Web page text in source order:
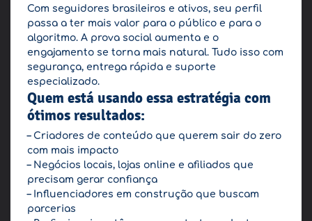
Com seguidores brasileiros e ativos, seu perfil
passa a ter mais valor para o público e para o
algoritmo. A prova social aumenta e o
engajamento se torna mais natural. Tudo isso com
segurança, entrega rápida e suporte
especializado.
Quem está usando essa estratégia com
ótimos resultados:
– Criadores de conteúdo que querem sair do zero
com mais impacto
– Negócios locais, lojas online e afiliados que
precisam gerar confiança
– Influenciadores em construção que buscam
parcerias